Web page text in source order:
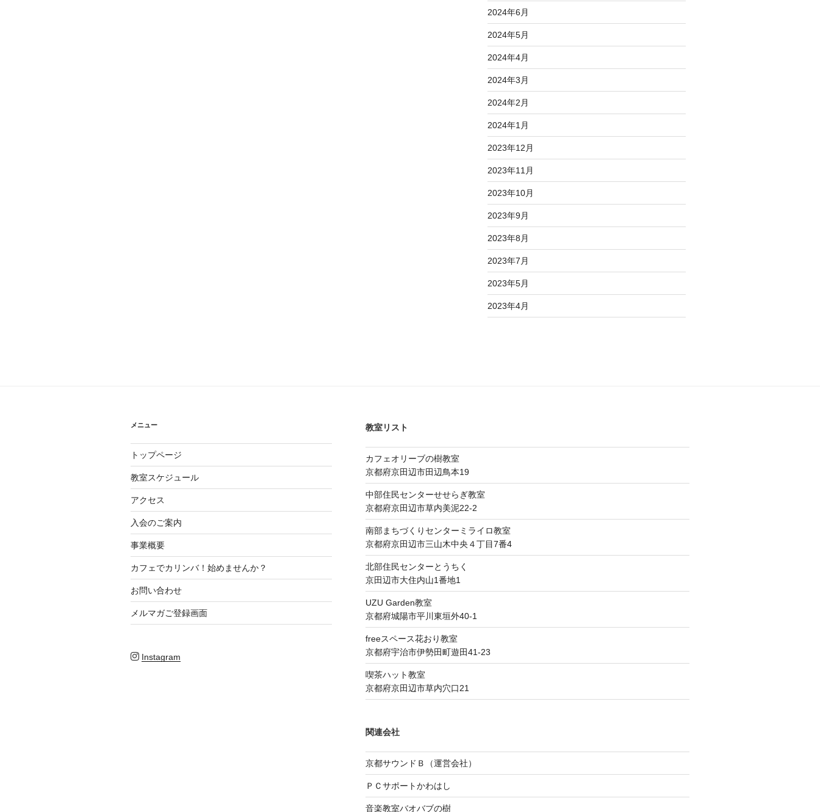
2024年6月
2024年5月
2024年4月
2024年3月
2024年2月
2024年1月
2023年12月
2023年11月
2023年10月
2023年9月
2023年8月
2023年7月
2023年5月
2023年4月
メニュー
トップページ
教室スケジュール
アクセス
入会のご案内
事業概要
カフェでカリンバ！始めませんか？
お問い合わせ
メルマガご登録画面
Instagram
教室リスト
カフェオリーブの樹教室
京都府京田辺市田辺鳥本19
中部住民センターせせらぎ教室
京都府京田辺市草内美泥22-2
南部まちづくりセンターミライロ教室
京都府京田辺市三山木中央４丁目7番4
北部住民センターとうちく
京田辺市大住内山1番地1
UZU Garden教室
京都府城陽市平川東垣外40-1
freeスペース花おり教室
京都府宇治市伊勢田町遊田41-23
喫茶ハット教室
京都府京田辺市草内穴口21
関連会社
京都サウンドＢ（運営会社）
ＰＣサポートかわはし
音楽教室バオバブの樹